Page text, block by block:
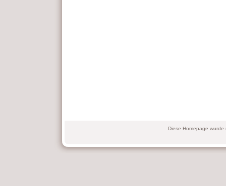
Diese Homepage